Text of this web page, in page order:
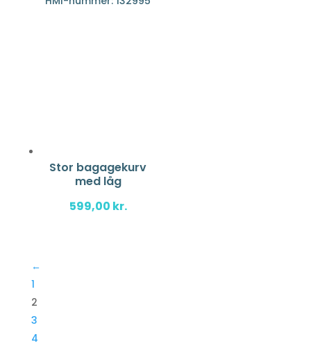
Stor bagagekurv
med låg
599,00 kr.
←
1
2
3
4